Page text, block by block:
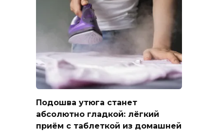
Подошва утюга станет
абсолютно гладкой: лёгкий
приём с таблеткой из домашней